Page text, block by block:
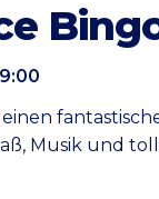
Musik und